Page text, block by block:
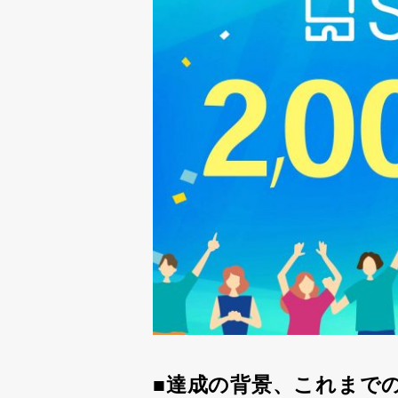
■達成の背景、これまで